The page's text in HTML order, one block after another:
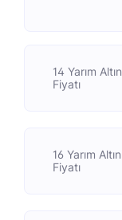
14 Yarım Altın
Fiyatı
16 Yarım Altın
Fiyatı